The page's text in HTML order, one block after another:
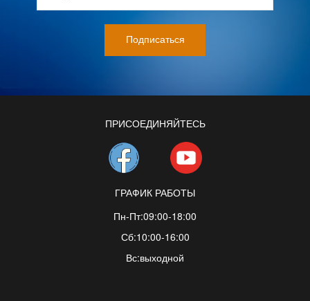
ПРИСОЕДИНЯЙТЕСЬ
ГРАФИК РАБОТЫ
Пн-Пт:09:00-18:00
Сб:10:00-16:00
Вс:выходной